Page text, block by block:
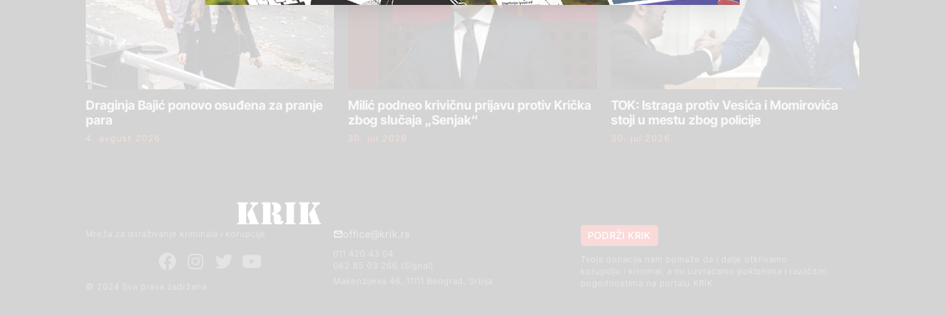
Draginja Bajić ponovo osuđena za pranje
para
4. avgust 2026.
Milić podneo krivičnu prijavu protiv Krička
zbog slučaja „Senjak“
30. jul 2026.
TOK: Istraga protiv Vesića i Momirovića
stoji u mestu zbog policije
30. jul 2026.
Mreža za istraživanje kriminala i korupcije
© 2024 Sva prava zadržana
office@krik.rs
011 420 43 04
Makenzijeva 46, 11111 Beograd, Srbija
PODRŽI KRIK
Tvoja donacija nam pomaže da i dalje otkrivamo
korupciju i kriminal, a mi uzvraćamo poklonima i različitim
pogodnostima na portalu KRIK.